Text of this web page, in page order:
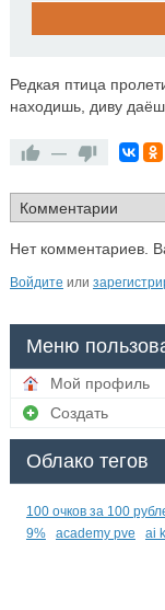
Редкая птица
находишь, диву
—
Нет комментариев.
Войдите или
Меню
Мой профиль
Создать
Облако тегов
100 очков за 100
9%
academy pve ai